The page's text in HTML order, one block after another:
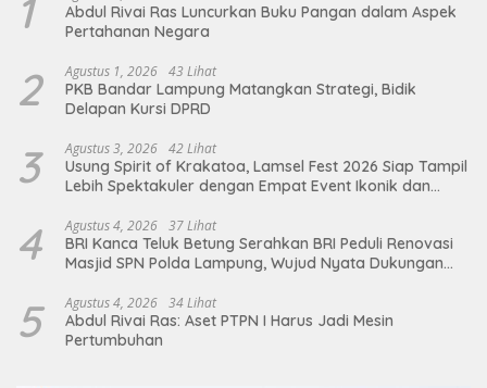
1
Abdul Rivai Ras Luncurkan Buku Pangan dalam Aspek
Pertahanan Negara
2 Agustus 1, 2026 43 Lihat
PKB Bandar Lampung Matangkan Strategi, Bidik
Delapan Kursi DPRD
3 Agustus 3, 2026 42 Lihat
Usung Spirit of Krakatoa, Lamsel Fest 2026 Siap Tampil
Lebih Spektakuler dengan Empat Event Ikonik dan
4 Agustus 4, 2026 37 Lihat
BRI Kanca Teluk Betung Serahkan BRI Peduli Renovasi
Masjid SPN Polda Lampung, Wujud Nyata Dukungan
5 Agustus 4, 2026 34 Lihat
Abdul Rivai Ras: Aset PTPN I Harus Jadi Mesin
Pertumbuhan